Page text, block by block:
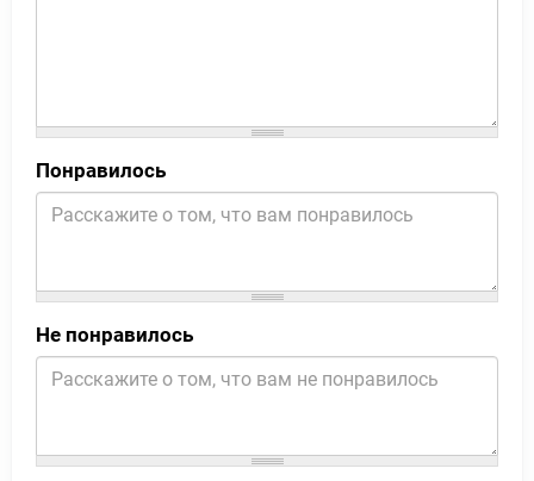
Понравилось
Не понравилось